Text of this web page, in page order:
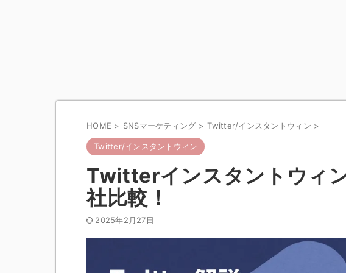
HOME > SNSマーケティング > Twitter/インスタントウィン >
Twitter/インスタントウィン
Twitterインスタントウィ
社比較！
2025年2月27日